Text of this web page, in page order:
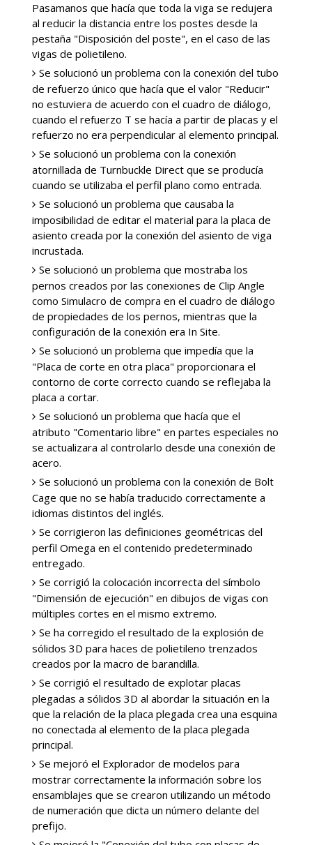
Pasamanos que hacía que toda la viga se redujera
al reducir la distancia entre los postes desde la
pestaña "Disposición del poste", en el caso de las
vigas de polietileno.
Se solucionó un problema con la conexión del tubo
de refuerzo único que hacía que el valor "Reducir"
no estuviera de acuerdo con el cuadro de diálogo,
cuando el refuerzo T se hacía a partir de placas y el
refuerzo no era perpendicular al elemento principal.
Se solucionó un problema con la conexión
atornillada de Turnbuckle Direct que se producía
cuando se utilizaba el perfil plano como entrada.
Se solucionó un problema que causaba la
imposibilidad de editar el material para la placa de
asiento creada por la conexión del asiento de viga
incrustada.
Se solucionó un problema que mostraba los
pernos creados por las conexiones de Clip Angle
como Simulacro de compra en el cuadro de diálogo
de propiedades de los pernos, mientras que la
configuración de la conexión era In Site.
Se solucionó un problema que impedía que la
"Placa de corte en otra placa" proporcionara el
contorno de corte correcto cuando se reflejaba la
placa a cortar.
Se solucionó un problema que hacía que el
atributo "Comentario libre" en partes especiales no
se actualizara al controlarlo desde una conexión de
acero.
Se solucionó un problema con la conexión de Bolt
Cage que no se había traducido correctamente a
idiomas distintos del inglés.
Se corrigieron las definiciones geométricas del
perfil Omega en el contenido predeterminado
entregado.
Se corrigió la colocación incorrecta del símbolo
"Dimensión de ejecución" en dibujos de vigas con
múltiples cortes en el mismo extremo.
Se ha corregido el resultado de la explosión de
sólidos 3D para haces de polietileno trenzados
creados por la macro de barandilla.
Se corrigió el resultado de explotar placas
plegadas a sólidos 3D al abordar la situación en la
que la relación de la placa plegada crea una esquina
no conectada al elemento de la placa plegada
principal.
Se mejoró el Explorador de modelos para
mostrar correctamente la información sobre los
ensamblajes que se crearon utilizando un método
de numeración que dicta un número delante del
prefijo.